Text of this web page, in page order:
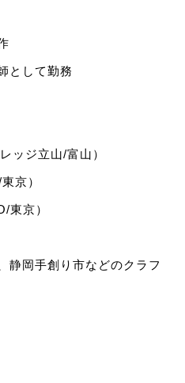
として勤務
ッジ立山/富山）
京）
東京）
静岡手創り市などのクラフ